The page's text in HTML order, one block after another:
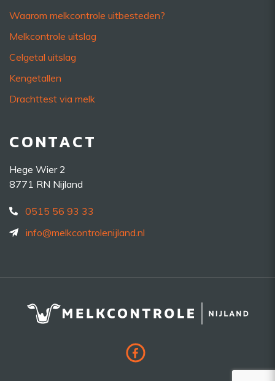
Waarom melkcontrole uitbesteden?
Melkcontrole uitslag
Celgetal uitslag
Kengetallen
Drachttest via melk
CONTACT
Hege Wier 2
8771 RN Nijland
0515 56 93 33
info@melkcontrolenijland.nl